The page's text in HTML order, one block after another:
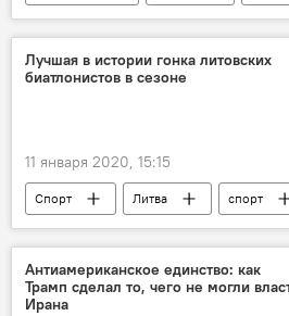
счастье
Лучшая в истории гонка литовских
биатлонистов в сезоне
11 января 2020, 15:15
Спорт Литва
спорт
биатлон
Антиамериканское единство: как
Трамп сделал то, чего не могли
Ирана